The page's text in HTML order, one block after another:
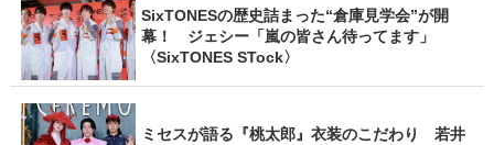
SixTONESの歴史詰まった“倉庫見学会”が開
幕！ ジェシー「嵐の皆さん待ってます」
〈SixTONES STock〉
ミセスが語る『桃太郎』衣装のこだわり 若井